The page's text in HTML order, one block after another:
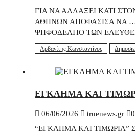
ΓΙΑ ΝΑ ΑΛΛΑΞΕΙ ΚΑΤΙ
ΑΘΗΝΩΝ ΑΠΟΦΑΣΙΣΑ ΝΑ
ΨΗΦΟΔΕΛΤΙΟ ΤΩΝ
Αρβανίτης Κωνσταντίνος
ΕΓΚΛΗΜΑ ΚΑΙ
06/06/2026 truenews.gr
0
“ΕΓΚΛΗΜΑ ΚΑΙ ΤΙΜΩΡΙΑ”